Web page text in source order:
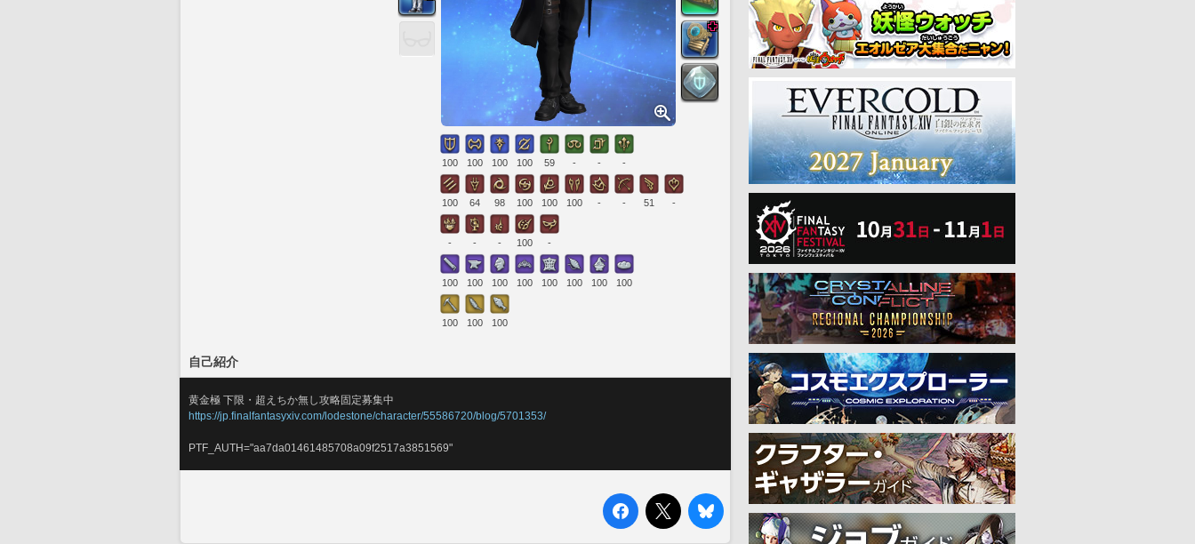
100 100 100 100 59 - - -
100 64 98 100 100 100 - - 51 -
- - - 100 -
100 100 100 100 100 100 100 100
100 100 100
自己紹介
黄金極 下限・超えちか無し攻略固定募集中
https://jp.finalfantasyxiv.com/lodestone/character/55586720/blog/5701353/
PTF_AUTH="aa7da01461485708a09f2517a3851569"